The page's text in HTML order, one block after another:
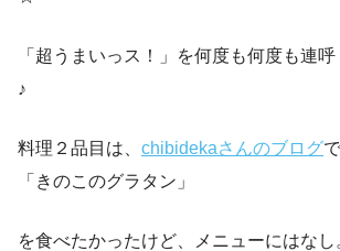
「超うまいっス！」を何度も何度も連
♪
料理２品目は、 chibidekaさんのブログ
「きのこのグラタン」
を食べたかったけど、メニューにはな